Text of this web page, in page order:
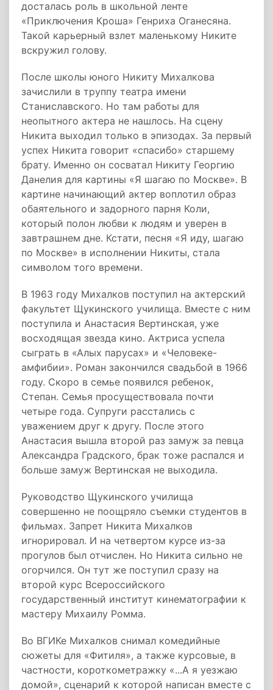
досталась роль в школьной ленте
«Приключения Кроша» Генриха Оганесяна.
Такой карьерный взлет маленькому Никите
вскружил голову.
После школы юного Никиту Михалкова
зачислили в труппу театра имени
Станиславского. Но там работы для
неопытного актера не нашлось. На сцену
Никита выходил только в эпизодах. За первый
успех Никита говорит «спасибо» старшему
брату. Именно он сосватал Никиту Георгию
Данелия для картины «Я шагаю по Москве». В
картине начинающий актер воплотил образ
обаятельного и задорного парня Коли,
который полон любви к людям и уверен в
завтрашнем дне. Кстати, песня «Я иду, шагаю
по Москве» в исполнении Никиты, стала
символом того времени.
В 1963 году Михалков поступил на актерский
факультет Щукинского училища. Вместе с ним
поступила и Анастасия Вертинская, уже
восходящая звезда кино. Актриса успела
сыграть в «Алых парусах» и «Человеке-
амфибии». Роман закончился свадьбой в 1966
году. Скоро в семье появился ребенок,
Степан. Семья просуществовала почти
четыре года. Супруги расстались с
уважением друг к другу. После этого
Анастасия вышла второй раз замуж за певца
Александра Градского, брак тоже распался и
больше замуж Вертинская не выходила.
Руководство Щукинского училища
совершенно не поощряло съемки студентов в
фильмах. Запрет Никита Михалков
игнорировал. И на четвертом курсе из-за
прогулов был отчислен. Но Никита сильно не
огорчился. Он тут же поступил сразу на
второй курс Всероссийского
государственный институт кинематографии к
мастеру Михаилу Ромма.
Во ВГИКе Михалков снимал комедийные
сюжеты для «Фитиля», а также курсовые, в
частности, короткометражку «...А я уезжаю
домой», сценарий к которой написан вместе с